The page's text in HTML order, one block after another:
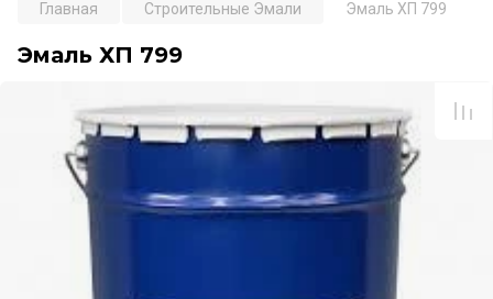
Главная Строительные Эмали Эмаль ХП 799
Эмаль ХП 799